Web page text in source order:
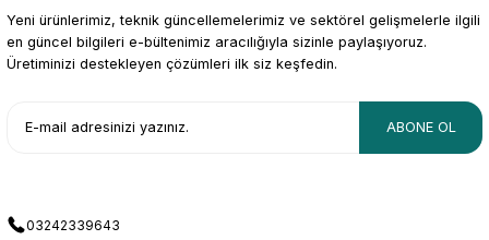
Yeni ürünlerimiz, teknik güncellemelerimiz ve sektörel gelişmelerle ilgili
en güncel bilgileri e-bültenimiz aracılığıyla sizinle paylaşıyoruz.
Üretiminizi destekleyen çözümleri ilk siz keşfedin.
ABONE OL
03242339643